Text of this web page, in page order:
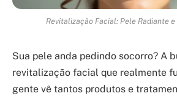
Revitalização Facial: Pele Radiante e
Sua pele anda pedindo socorro? A
revitalização facial que realmente
gente vê tantos produtos e